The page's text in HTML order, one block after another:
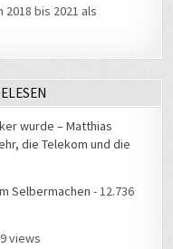
bis 2021 als
wurde – Matthias
die Telekom und die
Selbermachen - 12.736
views